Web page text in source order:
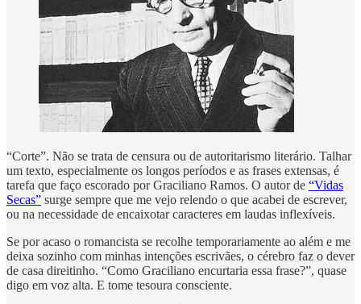
“Corte”. Não se trata de censura ou de autoritarismo literário. Talhar
um texto, especialmente os longos períodos e as frases extensas, é
tarefa que faço escorado por Graciliano Ramos. O autor de “Vidas
Secas” surge sempre que me vejo relendo o que acabei de escrever,
ou na necessidade de encaixotar caracteres em laudas inflexíveis.
Se por acaso o romancista se recolhe temporariamente ao além e me
deixa sozinho com minhas intenções escrivães, o cérebro faz o dever
de casa direitinho. “Como Graciliano encurtaria essa frase?”, quase
digo em voz alta. E tome tesoura consciente.